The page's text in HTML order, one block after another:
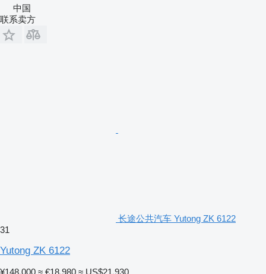
中国
联系卖方
长途公共汽车 Yutong ZK 6122
31
Yutong ZK 6122
¥148,000 ≈ €18,980 ≈ US$21,930